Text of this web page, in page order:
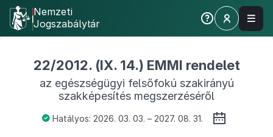
Nemzeti
Jogszabálytár
22/2012. (IX. 14.) EMMI rendelet
az egészségügyi felsőfokú szakirányú
szakképesítés megszerzéséről
Hatályos: 2026. 03. 03. – 2027. 08. 31.